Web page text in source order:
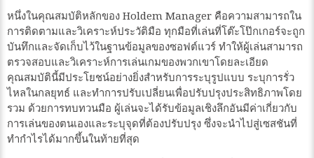
หนึ่งในคุณสมบัติหลักของ Holdem Manager คือความสามารถใน
การติดตามและวิเคราะห์ประวัติมือ ทุกมือที่เล่นที่โต๊ะโป๊กเกอร์จะถูก
บันทึกและจัดเก็บไว้ในฐานข้อมูลของซอฟต์แวร์ ทำให้ผู้เล่นสามารถ
ตรวจสอบและวิเคราะห์การเล่นเกมของพวกเขาโดยละเอียด
คุณสมบัตินี้มีประโยชน์อย่างยิ่งสำหรับการระบุรูปแบบ ระบุการรั่ว
ไหลในกลยุทธ์ และทำการปรับเปลี่ยนเพื่อปรับปรุงประสิทธิภาพโดย
รวม ด้วยการทบทวนมือ ผู้เล่นจะได้รับข้อมูลเชิงลึกอันมีค่าเกี่ยวกับ
การเล่นของตนเองและระบุจุดที่ต้องปรับปรุง ซึ่งจะนำไปสู่เซสชันที่
ทำกำไรได้มากขึ้นในท้ายที่สุด